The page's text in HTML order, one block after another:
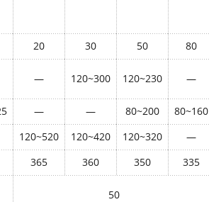
20 30 50 80
— 120~300 120~230 —
— — 80~200 80~160
120~520 120~420 120~320 —
365 360 350 335
50